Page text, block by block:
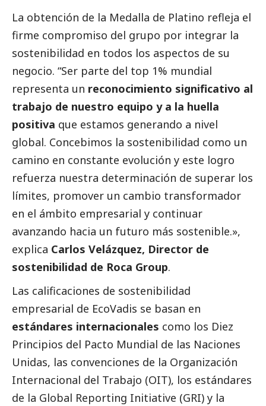
La obtención de la Medalla de Platino refleja el
firme compromiso del grupo por integrar la
sostenibilidad en todos los aspectos de su
negocio. “Ser parte del top 1% mundial
representa un reconocimiento significativo al
trabajo de nuestro equipo y a la huella
positiva que estamos generando a nivel
global. Concebimos la sostenibilidad como un
camino en constante evolución y este logro
refuerza nuestra determinación de superar los
límites, promover un cambio transformador
en el ámbito empresarial y continuar
avanzando hacia un futuro más sostenible.»,
explica Carlos Velázquez, Director de
sostenibilidad de Roca Group.
Las calificaciones de sostenibilidad
empresarial de EcoVadis se basan en
estándares internacionales como los Diez
Principios del Pacto Mundial de las Naciones
Unidas, las convenciones de la Organización
Internacional del Trabajo (OIT), los estándares
de la Global Reporting Initiative (GRI) y la